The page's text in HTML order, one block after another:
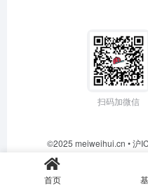
扫码加微信
©2025 meiweihui.cn •沪
首页